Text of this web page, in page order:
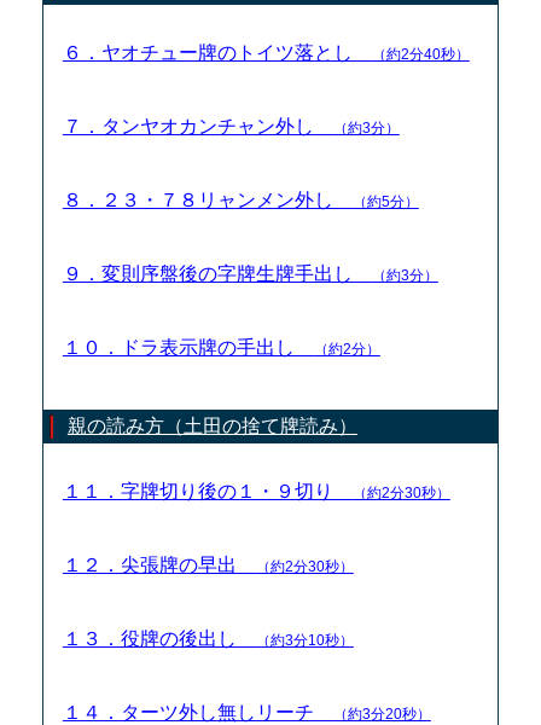
６．ヤオチュー牌のトイツ落とし （約2分40秒）
７．タンヤオカンチャン外し （約3分）
８．２３・７８リャンメン外し （約5分）
９．変則序盤後の字牌生牌手出し （約3分）
１０．ドラ表示牌の手出し （約2分）
親の読み方（土田の捨て牌読み）
１１．字牌切り後の１・９切り （約2分30秒）
１２．尖張牌の早出 （約2分30秒）
１３．役牌の後出し （約3分10秒）
１４．ターツ外し無しリーチ （約3分20秒）